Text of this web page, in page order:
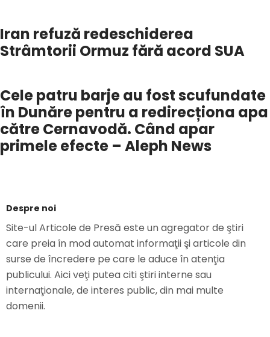
Iran refuză redeschiderea
Strâmtorii Ormuz fără acord SUA
Cele patru barje au fost scufundate
în Dunăre pentru a redirecționa apa
către Cernavodă. Când apar
primele efecte – Aleph News
Despre noi
Site-ul Articole de Presă este un agregator de ştiri
care preia în mod automat informaţii şi articole din
surse de încredere pe care le aduce în atenţia
publicului. Aici veţi putea citi ştiri interne sau
internaţionale, de interes public, din mai multe
domenii.